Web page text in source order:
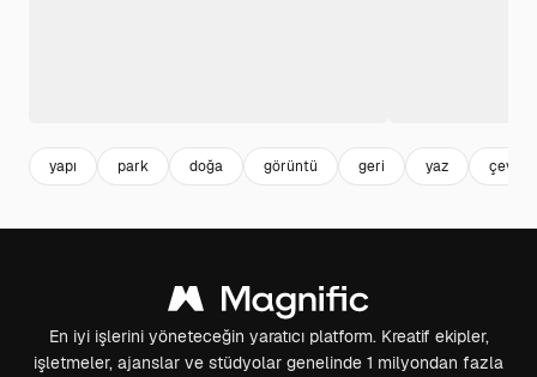
yapı park doğa görüntü geri yaz çevre
En iyi işlerini yöneteceğin yaratıcı platform. Kreatif ekipler,
işletmeler, ajanslar ve stüdyolar genelinde 1 milyondan fazla